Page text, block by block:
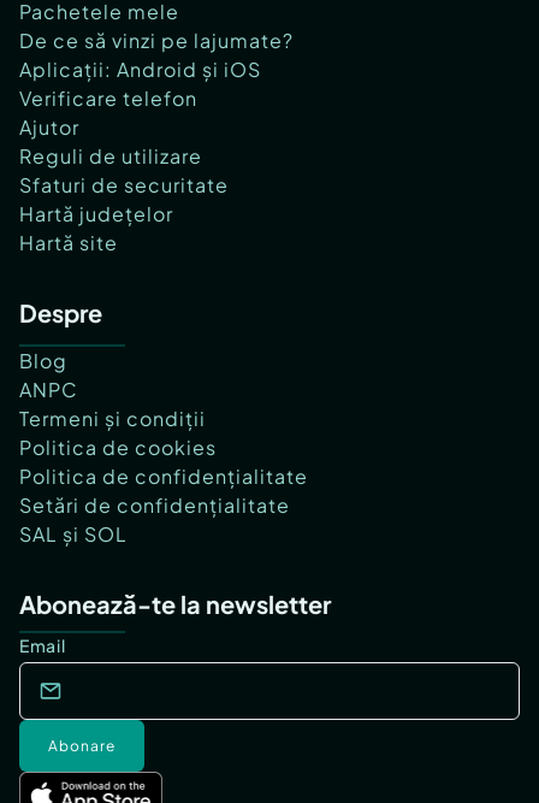
Pachetele mele
De ce să vinzi pe lajumate?
Aplicații: Android și iOS
Verificare telefon
Ajutor
Reguli de utilizare
Sfaturi de securitate
Hartă județelor
Hartă site
Despre
Blog
ANPC
Termeni și condiții
Politica de cookies
Politica de confidențialitate
Setări de confidențialitate
SAL și SOL
Abonează-te la newsletter
Email
Abonare